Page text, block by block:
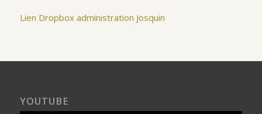
Lien Dropbox administration Josquin
YOUTUBE